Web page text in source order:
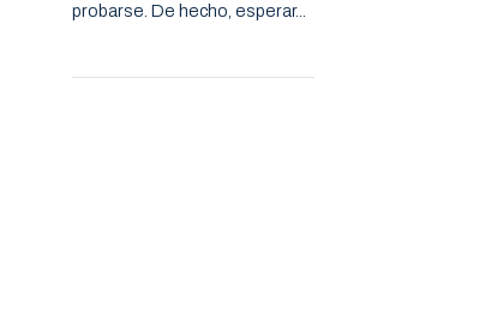
probarse. De hecho, esperar...